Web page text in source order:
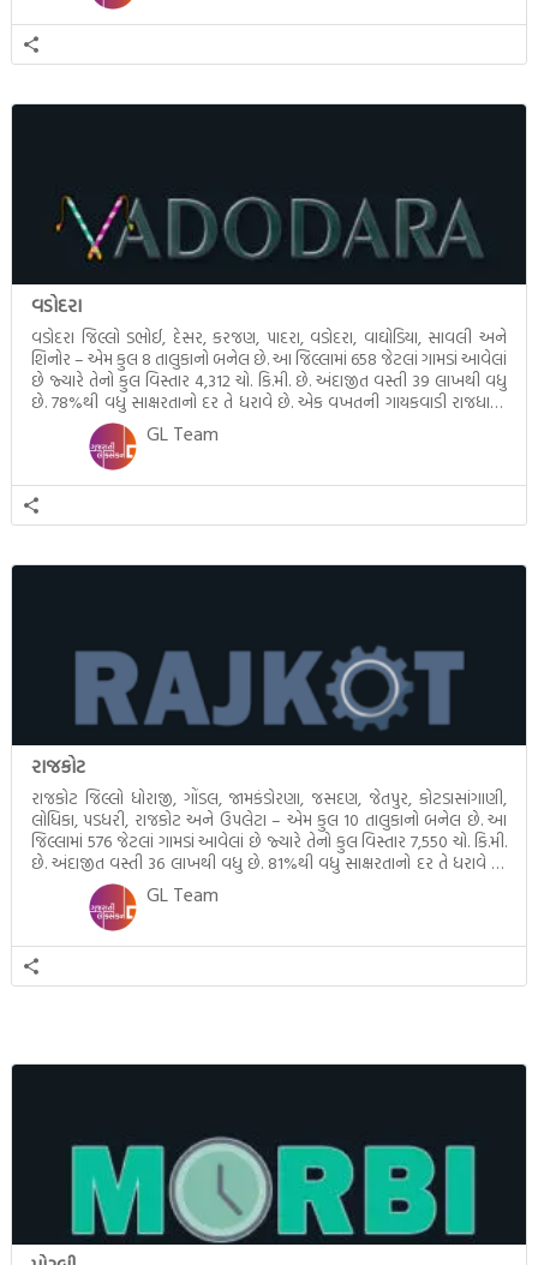
વડોદરા
વડોદરા જિલ્લો ડભોઈ, દેસર, કરજણ, પાદરા, વડોદરા, વાઘોડિયા, સાવલી અને
શિનોર – એમ કુલ 8 તાલુકાનો બનેલ છે. આ જિલ્લામાં 658 જેટલાં ગામડાં આવેલાં
છે જ્યારે તેનો કુલ વિસ્તાર 4,312 ચો. કિ.મી. છે. અંદાજીત વસ્તી 39 લાખથી વધુ
છે. 78%થી વધુ સાક્ષરતાનો દર તે ધરાવે છે. એક વખતની ગાયકવાડી રાજધાની
એવું વડોદરા મહેલો, ઉદ્યાનો, મંદિરો […]
GL Team
રાજકોટ
રાજકોટ જિલ્લો ધોરાજી, ગોંડલ, જામકંડોરણા, જસદણ, જેતપુર, કોટડાસાંગાણી,
લોધિકા, પડધરી, રાજકોટ અને ઉપલેટા – એમ કુલ 10 તાલુકાનો બનેલ છે. આ
જિલ્લામાં 576 જેટલાં ગામડાં આવેલાં છે જ્યારે તેનો કુલ વિસ્તાર 7,550 ચો. કિ.મી.
છે. અંદાજીત વસ્તી 36 લાખથી વધુ છે. 81%થી વધુ સાક્ષરતાનો દર તે ધરાવે છે.
ગાંધીજીના બાળપણ સાથે સંકળાયેલ રાજકોટમાં સૌરાષ્ટ્રનો સાંસ્કૃતિક […]
GL Team